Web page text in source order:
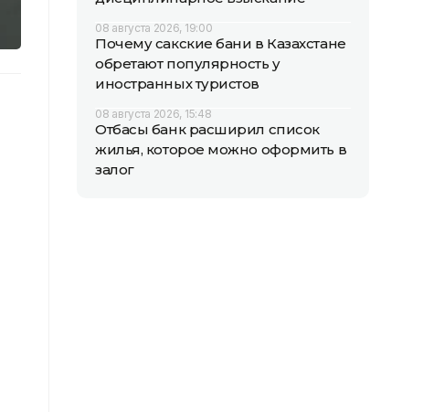
08 августа 2026, 19:00
Почему сакские бани в Казахстане
обретают популярность у
иностранных туристов
08 августа 2026, 15:48
Отбасы банк расширил список
жилья, которое можно оформить в
залог